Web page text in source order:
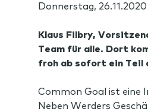
Donnerstag,
Klaus Filbry,
Team für alle. Dort
froh ab sofort ein Teil
Common Goal ist eine
Neben Werders